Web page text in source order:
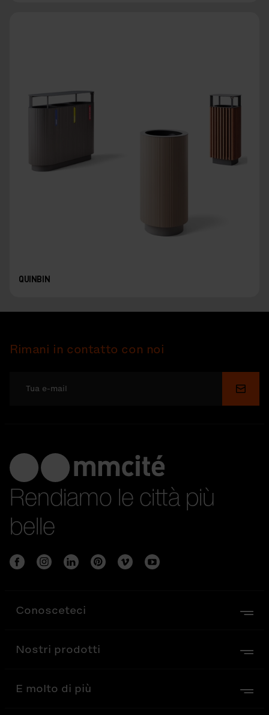
QUINBIN
Rimani in contatto con noi
Invia
Rendiamo le città più
belle
Conosceteci
Nostri prodotti
E molto di più